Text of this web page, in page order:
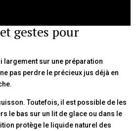
gestes pour
largement sur une préparation
pas perdre le précieux jus déjà en
Toutefois, il est possible de les
le bas sur un lit de glace ou dans le
protège le liquide naturel des